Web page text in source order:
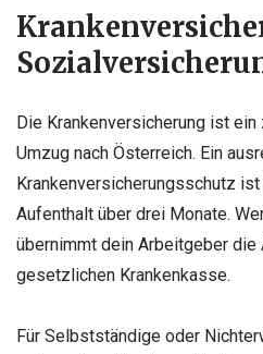
Die Krankenversicherung ist
Umzug nach Österreich. Ein
Krankenversicherungsschutz
Aufenthalt über drei Monate.
übernimmt dein Arbeitgeber die
gesetzlichen Krankenkasse.
Für Selbstständige oder